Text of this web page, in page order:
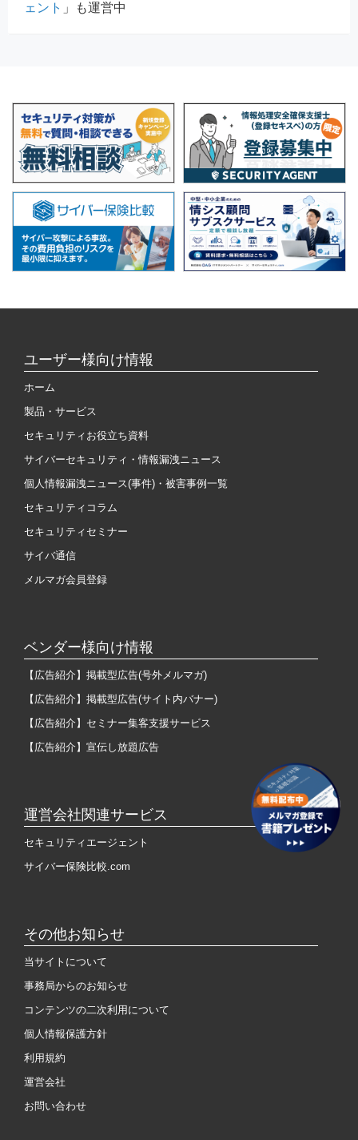
ェント 」も運営中
ユーザー様向け情報
ホーム
製品・サービス
セキュリティお役立ち資料
サイバーセキュリティ・情報漏洩ニュース
個人情報漏洩ニュース(事件)・被害事例一覧
セキュリティコラム
セキュリティセミナー
サイバ通信
メルマガ会員登録
ベンダー様向け情報
【広告紹介】掲載型広告(号外メルマガ)
【広告紹介】掲載型広告(サイト内バナー)
【広告紹介】セミナー集客支援サービス
【広告紹介】宣伝し放題広告
運営会社関連サービス
セキュリティエージェント
サイバー保険比較.com
その他お知らせ
当サイトについて
事務局からのお知らせ
コンテンツの二次利用について
個人情報保護方針
利用規約
運営会社
お問い合わせ